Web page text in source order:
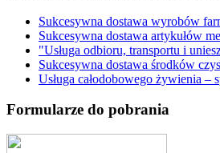
Sukcesywna dostawa wyrobów
Sukcesywna dostawa artykułów
"Usługa odbioru, transportu i
Sukcesywna dostawa środków
Usługa całodobowego żywienia
Formularze do pobrania